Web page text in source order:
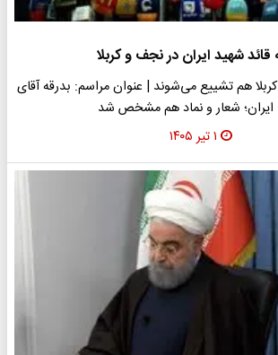
قائد شهید ایران در نجف و کربلا
هم تشییع می‌شوند | عنوان مراسم: بدرقه آقای
ایران؛ شعار و نماد هم مشخص شد
۱ تیر ۱۴۰۵